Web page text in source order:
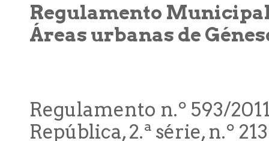
Regulamento
Áreas urbanas de
Regulamento n.º 593/
República, 2.ª série, n.º